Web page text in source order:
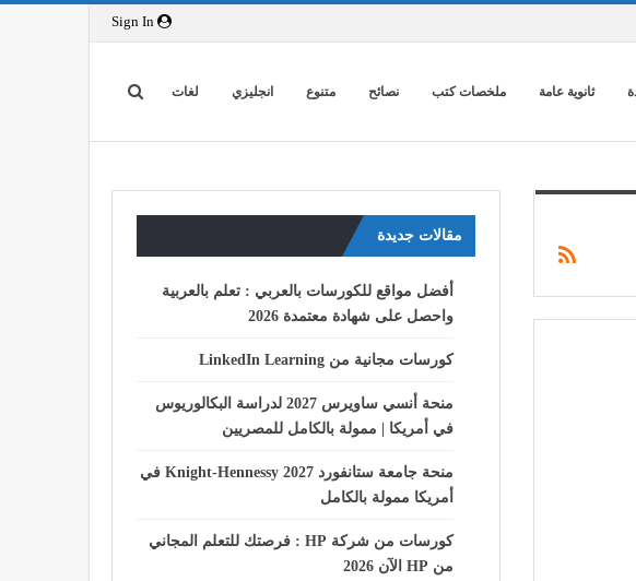
ثانوية عامة ملخصات كتب نصائح متنوع انجليزي لغات
مقالات جديدة
أفضل مواقع للكورسات بالعربي : تعلم بالعربية
واحصل على شهادة معتمدة 2026
كورسات مجانية من LinkedIn Learning
منحة أنسي ساويرس 2027 لدراسة البكالوريوس
في أمريكا | ممولة بالكامل للمصريين
منحة جامعة ستانفورد Knight-Hennessy 2027 في
أمريكا ممولة بالكامل
كورسات من شركة HP : فرصتك للتعلم المجاني
من HP الآن 2026